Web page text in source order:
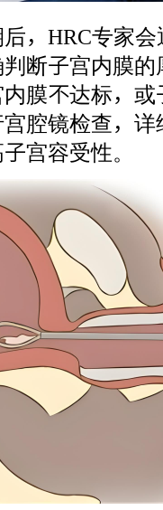
，HRC专家
断子宫内膜
膜不达标，
腔镜检查，
宫容受性。